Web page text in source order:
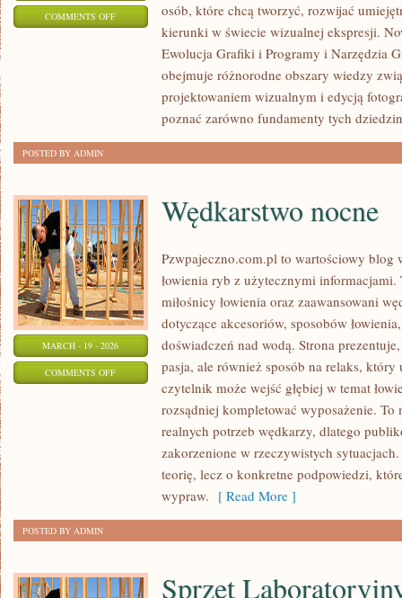
COMMENTS OFFON
PORADNIKI
TUTORIALE
osób, które chcą tworzyć, rozwijać
kierunki w świecie wizualnej ekspresji.
Ewolucja Grafiki i Programy i Narzędzia
obejmuje różnorodne obszary wiedzy
projektowaniem wizualnym i edycją
poznać zarówno fundamenty tych
POSTED BY ADMIN
MARCH - 19 - 2026
COMMENTS OFFON
WĘDKARSTWO
Wędkarstwo nocne
Pzwpajeczno.com.pl to wartościowy blog
łowienia ryb z użytecznymi
miłośnicy łowienia oraz zaawansowani
dotyczące akcesoriów, sposobów
doświadczeń nad wodą. Strona
pasja, ale również sposób na relaks,
czytelnik może wejść głębiej w temat
rozsądniej kompletować wyposażenie. To
realnych potrzeb wędkarzy, dlatego
zakorzenione w rzeczywistych
teorię, lecz o konkretne podpowiedzi,
wypraw. [ Read More ]
POSTED BY ADMIN
Sprzęt